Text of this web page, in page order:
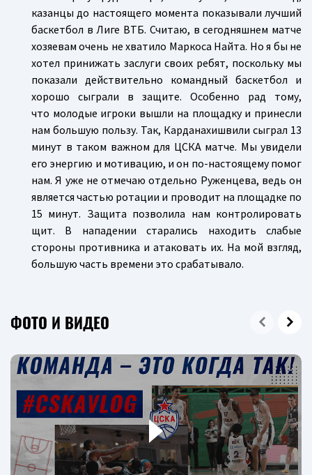
казанцы до настоящего момента показывали лучший
баскетбол в Лиге ВТБ. Считаю, в сегодняшнем матче
хозяевам очень не хватило Маркоса Найта. Но я бы не
хотел принижать заслуги своих ребят, поскольку мы
показали действительно командный баскетбол и
хорошо сыграли в защите. Особенно рад тому,
что молодые игроки вышли на площадку и принесли
нам большую пользу. Так, Карданахишвили сыграл 13
минут в таком важном для ЦСКА матче. Мы увидели
его энергию и мотивацию, и он по-настоящему помог
нам. Я уже не отмечаю отдельно Руженцева, ведь он
является частью ротации и проводит на площадке по
15 минут. Защита позволила нам контролировать
щит. В нападении старались находить слабые
стороны противника и атаковать их. На мой взгляд,
большую часть времени это срабатывало.
ФОТО И ВИДЕО